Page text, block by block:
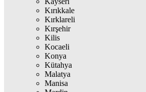
Kırıkkale
Kırklareli
Kırşehir
Kilis
Kocaeli
Konya
Kütahya
Malatya
Manisa